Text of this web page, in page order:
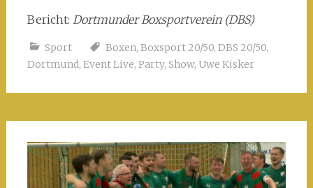
Bericht: Dortmunder Boxsportverein (DBS)
Sport Boxen, Boxsport 20/50, DBS 20/50,
Dortmund, Event Live, Party, Show, Uwe Kisker